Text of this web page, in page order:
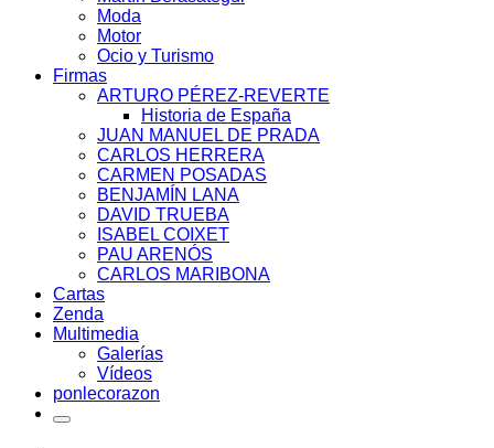
Moda
Motor
Ocio y Turismo
Firmas
ARTURO PÉREZ-REVERTE
Historia de España
JUAN MANUEL DE PRADA
CARLOS HERRERA
CARMEN POSADAS
BENJAMÍN LANA
DAVID TRUEBA
ISABEL COIXET
PAU ARENÓS
CARLOS MARIBONA
Cartas
Zenda
Multimedia
Galerías
Vídeos
ponlecorazon